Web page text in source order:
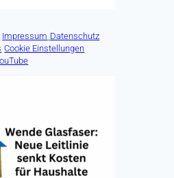
Impressum Datenschutz
Cookie Einstellungen